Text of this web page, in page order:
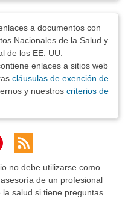
a documentos con
Nacionales de la Salud y
de los EE. UU.
enlaces a sitios web
cláusulas de exención de
y nuestros criterios de
no debe utilizarse como
de un profesional
salud si tiene preguntas